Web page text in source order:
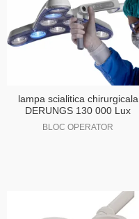
lampa scialitica chirurgicala
DERUNGS 130 000 Lux
BLOC OPERATOR